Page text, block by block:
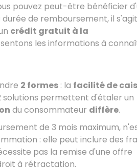
pouvez peut-être bénéficier
durée de remboursement, il s'agit
crédit gratuit à la
les informations à
2 formes : la facilité de
solutions permettent d'étaler un
du consommateur diffère.
de 3 mois maximum,
: elle peut inclure des
pas la remise d'une offre
à rétractation.